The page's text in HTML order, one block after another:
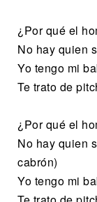
¿Por qué el
No hay quien
Yo tengo mi
Te trato de
¿Por qué el
No hay quien
cabrón)
Yo tengo mi